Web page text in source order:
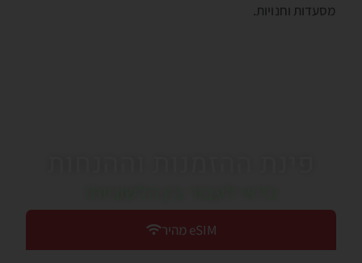
מסעדות וחנויות.
eSIM מהיר